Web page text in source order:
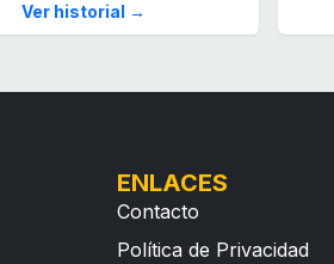
Ver historial →
ENLACES
Contacto
Política de Privacidad